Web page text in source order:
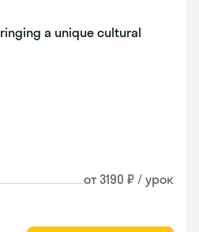
a unique cultural
от 3190 ₽ / урок